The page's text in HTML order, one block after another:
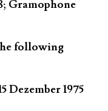
Gramophone
following
Dezember 1975